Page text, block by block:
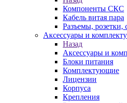
Компоненты СКС
Кабель витая пара
Разъемы, розетки,
Аксессуары и
Назад
Аксессуары и
Блоки питания
Комплектующие
Лицензии
Корпуса
Крепления